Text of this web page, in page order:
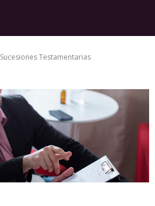
Sucesiones Testamentarias